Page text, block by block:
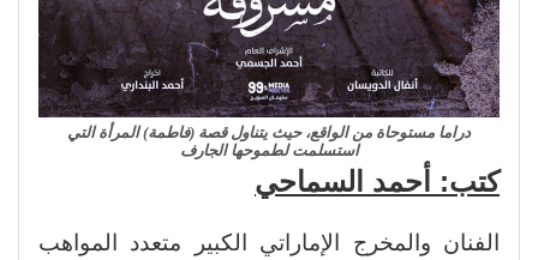
دراما مستوحاة من الواقع، حيث يتناول قصة (فاطمة) المرأة التي
استسلمت لطموحها الجارف
كتب: أحمد السماحي
الفنان والمخرج الإماراتي الكبير متعدد المواهب